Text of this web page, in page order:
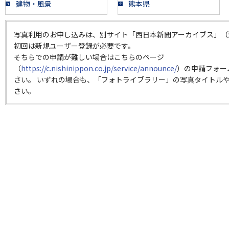
建物・風景 熊本県
写真利用のお申し込みは、別サイト「西日本新聞アーカイブス」
初回は新規ユーザー登録が必要です。
そちらでの申請が難しい場合はこちらのページ
（https://c.nishinippon.co.jp/service/announce/）の申請フォ
さい。 いずれの場合も、「フォトライブラリー」の写真タイトル
さい。